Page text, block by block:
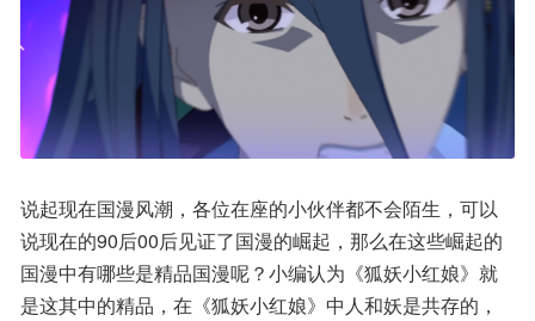
说起现在国漫风潮，各位在座的小伙伴都不会陌生，可以
说现在的90后00后见证了国漫的崛起，那么在这些崛起的
国漫中有哪些是精品国漫呢？小编认为《狐妖小红娘》就
是这其中的精品，在《狐妖小红娘》中人和妖是共存的，